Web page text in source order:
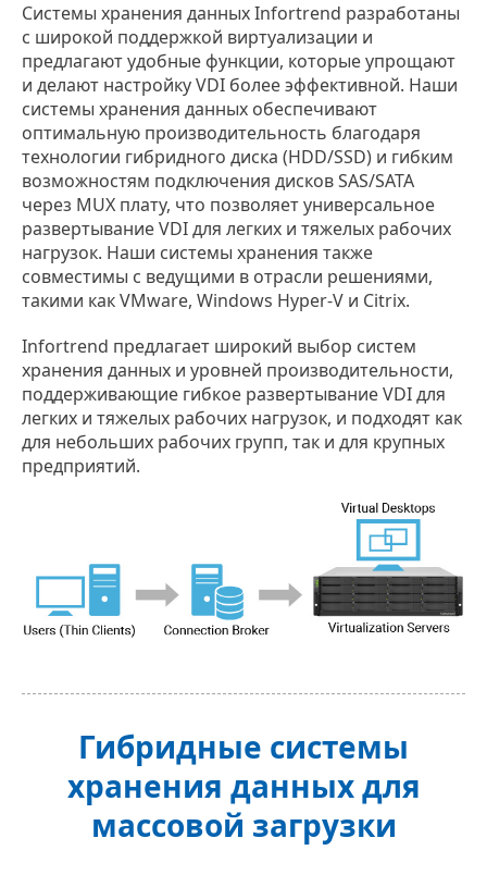
Системы хранения данных Infortrend разработаны
с широкой поддержкой виртуализации и
предлагают удобные функции, которые упрощают
и делают настройку VDI более эффективной. Наши
системы хранения данных обеспечивают
оптимальную производительность благодаря
технологии гибридного диска (HDD/SSD) и гибким
возможностям подключения дисков SAS/SATA
через MUX плату, что позволяет универсальное
развертывание VDI для легких и тяжелых рабочих
нагрузок. Наши системы хранения также
совместимы с ведущими в отрасли решениями,
такими как VMware, Windows Hyper-V и Citrix.
Infortrend предлагает широкий выбор систем
хранения данных и уровней производительности,
поддерживающие гибкое развертывание VDI для
легких и тяжелых рабочих нагрузок, и подходят как
для небольших рабочих групп, так и для крупных
предприятий.
Гибридные системы
хранения данных для
массовой загрузки